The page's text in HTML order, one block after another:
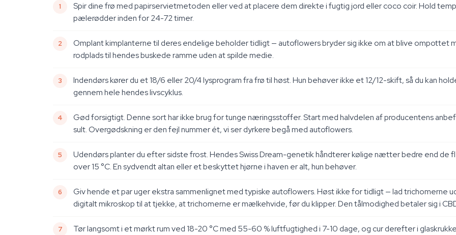
Spir dine frø med papirservietmetoden eller ved at placere dem direkte i fugtig jord eller coco coir. Hold
pælerødder inden for 24-72 timer.
Omplant kimplanterne til deres endelige beholder tidligt — autoflowers bryder sig ikke om at blive ompottet
rodplads til hendes buskede ramme uden at spilde medie.
Indendørs kører du et 18/6 eller 20/4 lysprogram fra frø til høst. Hun behøver ikke et 12/12-skift, så du kan
gennem hele hendes livscyklus.
Gød forsigtigt. Denne sort har ikke brug for tunge næringsstoffer. Start med halvdelen af producentens
sult. Overgødskning er den fejl nummer ét, vi ser dyrkere begå med autoflowers.
Udendørs planter du efter sidste frost. Hendes Swiss Dream-genetik håndterer kølige nætter bedre end de
over 15 °C. En sydvendt altan eller et beskyttet hjørne i haven er alt, hun behøver.
Giv hende et par uger ekstra sammenlignet med typiske autoflowers. Høst ikke for tidligt — lad trichomerne
digitalt mikroskop til at tjekke, at trichomerne er mælkehvide, før du klipper. Den tålmodighed betaler sig i
Tør langsomt i et mørkt rum ved 18-20 °C med 55-60 % luftfugtighed i 7-10 dage, og cur derefter i